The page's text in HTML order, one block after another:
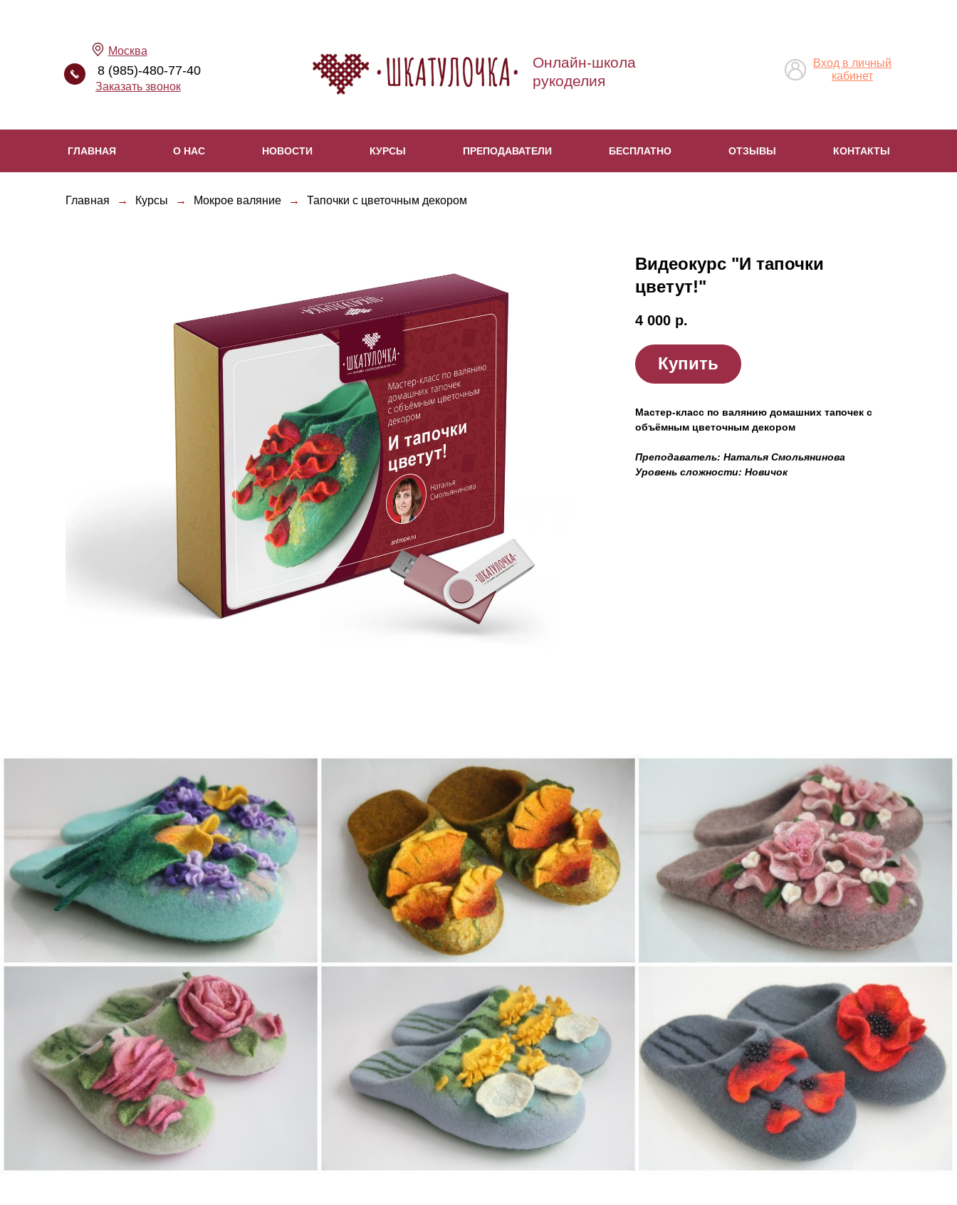
8 (985)-480-77-40
Вход в личный
кабинет
Москва
Онлайн-школа
рукоделия
Заказать звонок
ГЛАВНАЯ О НАС НОВОСТИ КУРСЫ ПРЕПОДАВАТЕЛИ БЕСПЛАТНО ОТЗЫВЫ КОНТАКТЫ
Главная → Курсы → Мокрое валяние → Тапочки с цветочным декором
Видеокурс "И тапочки
цветут!"
4 000 р.
Купить
Мастер-класс по валянию домашних тапочек с
объёмным цветочным декором
Преподаватель: Наталья Смольянинова
Уровень сложности: Новичок